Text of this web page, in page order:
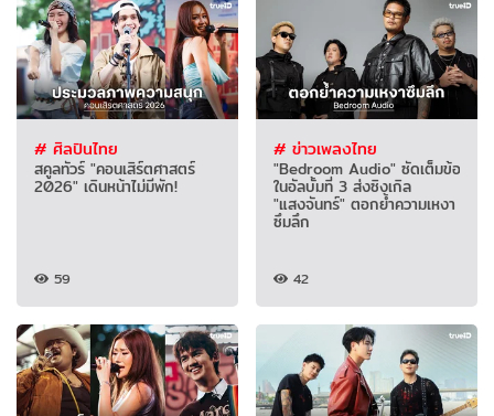
# ศิลปินไทย
สคูลทัวร์ "คอนเสิร์ตศาสตร์
2026" เดินหน้าไม่มีพัก!
59
# ข่าวเพลงไทย
"Bedroom Audio" ซัดเต็มข้อ
ในอัลบั้มที่ 3 ส่งซิงเกิล
"แสงจันทร์" ตอกย้ำความเหงา
ซึมลึก
42